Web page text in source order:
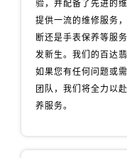
验，并配备了先进的
提供一流的维修服务
断还是手表保养等服
发新生。我们的百达
如果您有任何问题或
团队，我们将全力以
养服务。